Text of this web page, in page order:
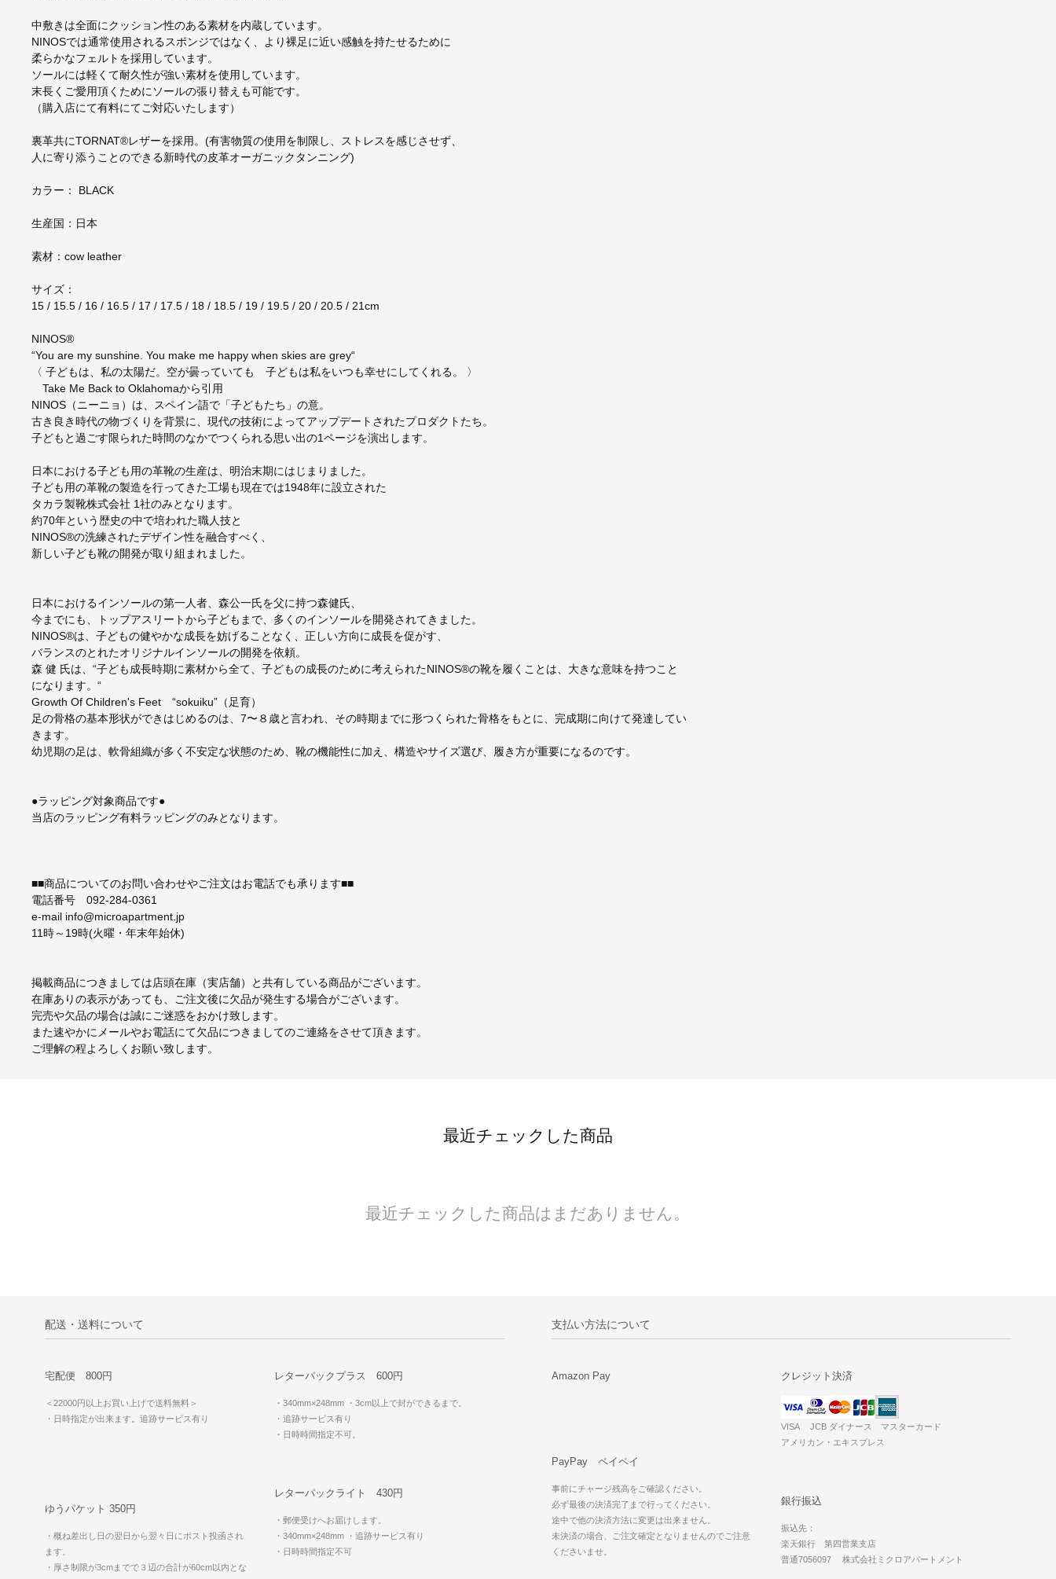
中敷きは全面にクッション性のある素材を内蔵しています。
NINOSでは通常使用されるスポンジではなく、より裸足に近い感触を持たせるために
柔らかなフェルトを採用しています。
ソールには軽くて耐久性が強い素材を使用しています。
末長くご愛用頂くためにソールの張り替えも可能です。
（購入店にて有料にてご対応いたします）
裏革共にTORNAT®レザーを採用。(有害物質の使用を制限し、ストレスを感じさせず、
人に寄り添うことのできる新時代の皮革オーガニックタンニング)
カラー： BLACK
生産国：日本
素材：cow leather
サイズ：
15 / 15.5 / 16 / 16.5 / 17 / 17.5 / 18 / 18.5 / 19 / 19.5 / 20 / 20.5 / 21cm
NINOS®
“You are my sunshine. You make me happy when skies are grey“
〈 子どもは、私の太陽だ。空が曇っていても 子どもは私をいつも幸せにしてくれる。 〉
Take Me Back to Oklahomaから引用
NINOS（ニーニョ）は、スペイン語で「子どもたち」の意。
古き良き時代の物づくりを背景に、現代の技術によってアップデートされたプロダクトたち。
子どもと過ごす限られた時間のなかでつくられる思い出の1ページを演出します。
日本における子ども用の革靴の生産は、明治末期にはじまりました。
子ども用の革靴の製造を行ってきた工場も現在では1948年に設立された
タカラ製靴株式会社 1社のみとなります。
約70年という歴史の中で培われた職人技と
NINOS®の洗練されたデザイン性を融合すべく、
新しい子ども靴の開発が取り組まれました。
日本におけるインソールの第一人者、森公一氏を父に持つ森健氏、
今までにも、トップアスリートから子どもまで、多くのインソールを開発されてきました。
NINOS®は、子どもの健やかな成長を妨げることなく、正しい方向に成長を促がす、
バランスのとれたオリジナルインソールの開発を依頼。
森 健 氏は、“子ども成長時期に素材から全て、子どもの成長のために考えられたNINOS®の靴を履くことは、大きな意味を持つこと
になります。“
Growth Of Children's Feet “sokuiku”（足育）
足の骨格の基本形状ができはじめるのは、7〜８歳と言われ、その時期までに形つくられた骨格をもとに、完成期に向けて発達してい
きます。
幼児期の足は、軟骨組織が多く不安定な状態のため、靴の機能性に加え、構造やサイズ選び、履き方が重要になるのです。
●ラッピング対象商品です●
当店のラッピング有料ラッピングのみとなります。
■■商品についてのお問い合わせやご注文はお電話でも承ります■■
電話番号 092-284-0361
e-mail info@microapartment.jp
11時～19時(火曜・年末年始休)
掲載商品につきましては店頭在庫（実店舗）と共有している商品がございます。
在庫ありの表示があっても、ご注文後に欠品が発生する場合がございます。
完売や欠品の場合は誠にご迷惑をおかけ致します。
また速やかにメールやお電話にて欠品につきましてのご連絡をさせて頂きます。
ご理解の程よろしくお願い致します。
最近チェックした商品
最近チェックした商品はまだありません。
配送・送料について
宅配便 800円
＜22000円以上お買い上げで送料無料＞
・日時指定が出来ます。追跡サービス有り
レターパックプラス 600円
・340mm×248mm・3cm以上で封ができるまで。
・追跡サービス有り
・日時時間指定不可。
レターパックライト 430円
・郵便受けへお届けします。
・340mm×248mm・追跡サービス有り
・日時時間指定不可
ゆうパケット 350円
・概ね差出し日の翌日から翌々日にポスト投函され
ます。
・厚さ制限が3cmまでで３辺の合計が60cm以内とな
支払い方法について
Amazon Pay クレジット決済
VISA JCB ダイナース マスターカード
アメリカン・エキスプレス
PayPay ペイペイ
事前にチャージ残高をご確認ください。
必ず最後の決済完了まで行ってください。
途中で他の決済方法に変更は出来ません。
未決済の場合、ご注文確定となりませんのでご注意
くださいませ。
銀行振込
振込先：
楽天銀行 第四営業支店
普通7056097 株式会社ミクロアパートメント